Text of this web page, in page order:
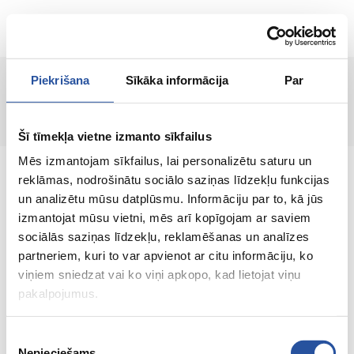
Piekrišana Sīkāka informācija Par
Šī tīmekļa vietne izmanto sīkfailus
Mēs izmantojam sīkfailus, lai personalizētu saturu un
reklāmas, nodrošinātu sociālo saziņas līdzekļu funkcijas
un analizētu mūsu datplūsmu. Informāciju par to, kā jūs
izmantojat mūsu vietni, mēs arī kopīgojam ar saviem
sociālās saziņas līdzekļu, reklamēšanas un analīzes
partneriem, kuri to var apvienot ar citu informāciju, ko
viņiem sniedzat vai ko viņi apkopo, kad lietojat viņu
pakalpojumus.
LT
Puslapis nerastas!
Internetinė parduotuvė su palankiomis
kainomis ir kokybiškomis prekėmis, kurioje
klientų pasitenkinimas yra mūsų pagrindinė
vertybė.
Viskas Tavo namams ir sodui!